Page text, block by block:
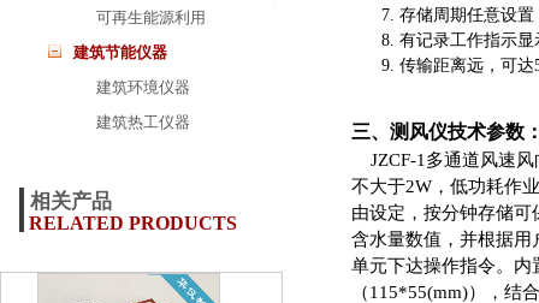
可再生能源利用
建筑节能仪器
建筑环境仪器
建筑热工仪器
存储周期任意设置
有记录工作指示显
传输距离远，可达
三、测风仪技术参数
JZCF-1多通道风速风
不大于2W，低功耗作
由设定，按分钟存储
含水量数值，并根据用
单元下达操作指令。内
（115*55(mm)），结
相关产品
RELATED PRODUCTS